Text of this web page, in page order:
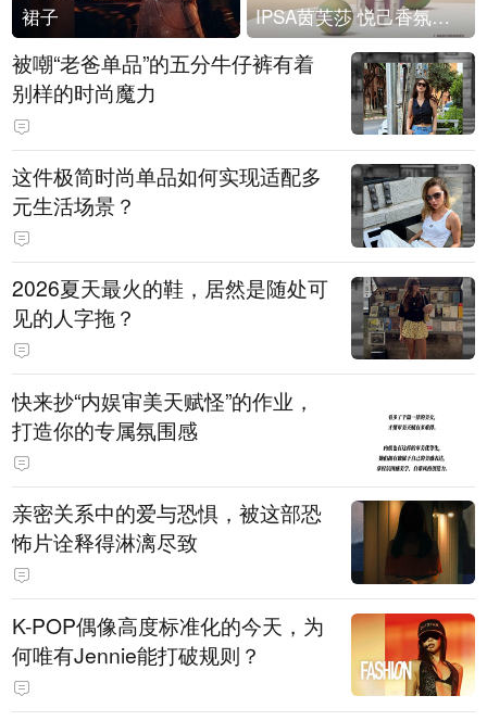
裙子 IPSA茵芙莎 悦己香氛凝露上市
被嘲“老爸单品”的五分牛仔裤有着
别样的时尚魔力
这件极简时尚单品如何实现适配多
元生活场景？
2026夏天最火的鞋，居然是随处可
见的人字拖？
快来抄“内娱审美天赋怪”的作业，
打造你的专属氛围感
亲密关系中的爱与恐惧，被这部恐
怖片诠释得淋漓尽致
K-POP偶像高度标准化的今天，为
何唯有Jennie能打破规则？